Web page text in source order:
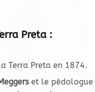
Preta :
Terra Preta en 1874.
et le pédologue